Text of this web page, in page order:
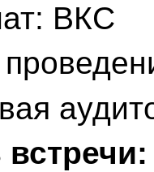
ВКС
встречи: